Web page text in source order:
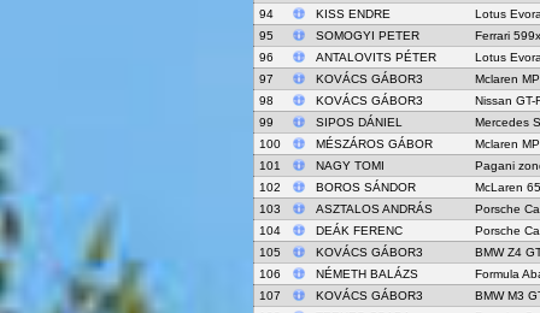
94
KISS ENDRE
Lotus
95
SOMOGYI PETER
Ferrari
96
ANTALOVITS PÉTER
Lotus
97
KOVÁCS GÁBOR3
Mclaren
98
KOVÁCS GÁBOR3
Nissan GT-
99
SIPOS DÁNIEL
Mercedes
100
MÉSZÁROS GÁBOR
Mclaren
101
NAGY TOMI
Pagani
102
BOROS SÁNDOR
McLaren
103
ASZTALOS ANDRÁS
Porsche
104
DEÁK FERENC
Porsche
105
KOVÁCS GÁBOR3
BMW Z4
106
NÉMETH BALÁZS
Formula
107
KOVÁCS GÁBOR3
BMW M3